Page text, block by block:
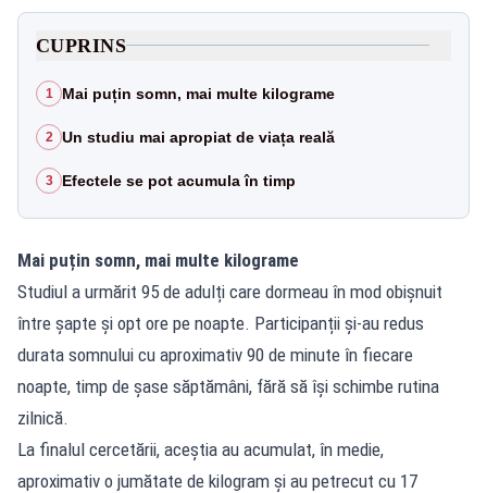
CUPRINS
1 Mai puțin somn, mai multe kilograme
2 Un studiu mai apropiat de viața reală
3 Efectele se pot acumula în timp
Mai puțin somn, mai multe kilograme
Studiul a urmărit 95 de adulți care dormeau în mod obișnuit
între șapte și opt ore pe noapte. Participanții și-au redus
durata somnului cu aproximativ 90 de minute în fiecare
noapte, timp de șase săptămâni, fără să își schimbe rutina
zilnică.
La finalul cercetării, aceștia au acumulat, în medie,
aproximativ o jumătate de kilogram și au petrecut cu 17